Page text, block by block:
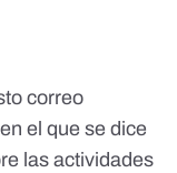
correo
el que se dice
las actividades